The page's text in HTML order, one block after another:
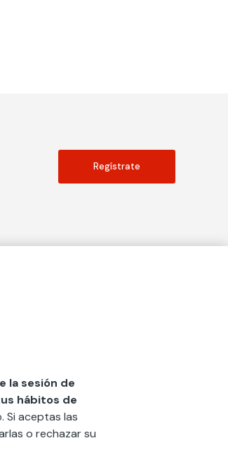
Regístrate
de Documentación
Ibérica Fundación Mapfre
la sesión de
hábitos de
Si aceptas las
o rechazar su